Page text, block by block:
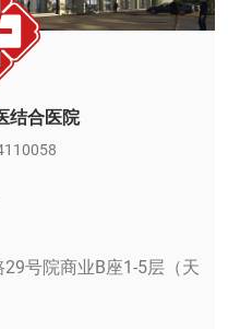
结合医院
号院商业B座1-5层（天